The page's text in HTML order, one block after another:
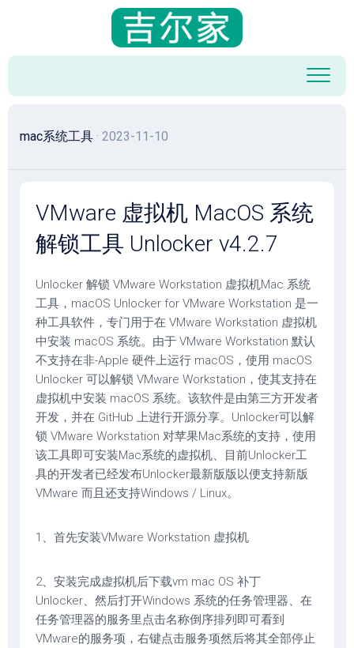
容
mac系统工具 · 2023-11-10
VMware 虚拟机 MacOS 系统
解锁工具 Unlocker v4.2.7
Unlocker 解锁 VMware Workstation 虚拟机Mac 系统
工具，macOS Unlocker for VMware Workstation 是一
种工具软件，专门用于在 VMware Workstation 虚拟机
中安装 macOS 系统。由于 VMware Workstation 默认
不支持在非-Apple 硬件上运行 macOS，使用 macOS
Unlocker 可以解锁 VMware Workstation，使其支持在
虚拟机中安装 macOS 系统。该软件是由第三方开发者
开发，并在 GitHub 上进行开源分享。Unlocker可以解
锁 VMware Workstation 对苹果Mac系统的支持，使用
该工具即可安装Mac系统的虚拟机、目前Unlocker工
具的开发者已经发布Unlocker最新版版以便支持新版
VMware 而且还支持Windows / Linux。
1、首先安装VMware Workstation 虚拟机
2、安装完成虚拟机后下载vm mac OS 补丁
Unlocker、然后打开Windows 系统的任务管理器、在
任务管理器的服务里点击名称倒序排列即可看到
VMware的服务项，右键点击服务项然后将其全部停止